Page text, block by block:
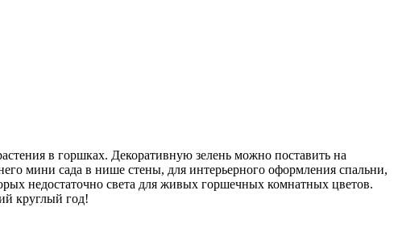
в горшках. Декоративную зелень можно поставить на
мини сада в нише стены, для интерьерного оформления спальни,
недостаточно света для живых горшечных комнатных цветов.
круглый год!